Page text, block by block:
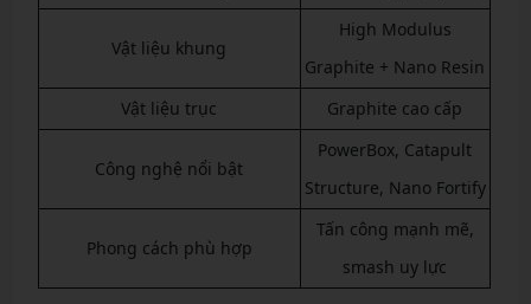
Vật liệu khung
High Modulus
Graphite + Nano Resin
Vật liệu trục
Graphite cao cấp
Công nghệ nổi bật
PowerBox, Catapult
Structure, Nano Fortify
Phong cách phù hợp
Tấn công mạnh mẽ,
smash uy lực